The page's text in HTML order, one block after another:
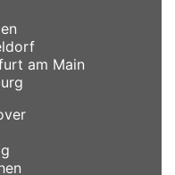
am Main